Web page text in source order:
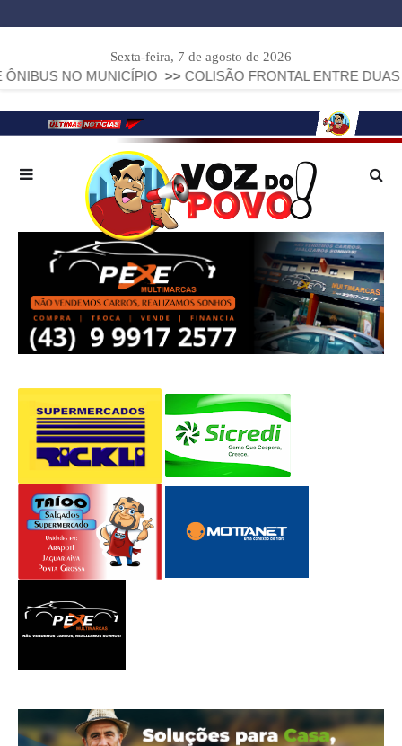
Sexta-feira, 7 de agosto de 2026
MUNICÍPIO >> COLISÃO FRONTAL ENTRE DUAS FIAT